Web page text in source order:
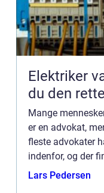
Elektriker vanløse
du den
Mange
er en advokat,
fleste advokater
indenfor, og der
slags advokater.
Lars Pedersen